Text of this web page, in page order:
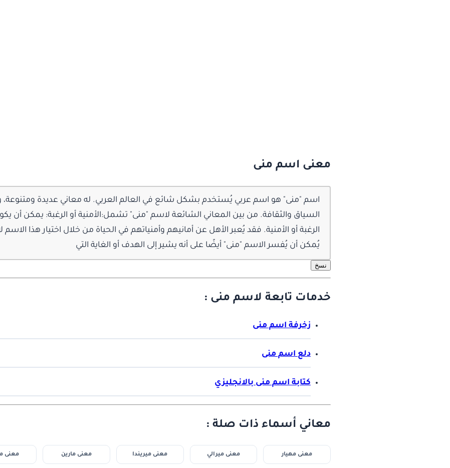
معنى اسم منى
اسم "منى" هو اسم عربي يُستخدم بشكل شائع في العالم العربي. له معاني عديدة ومتنوعة،
السياق والثقافة. من بين المعاني الشائعة لاسم "منى" تشمل:الأمنية أو الرغبة: يمكن أن
الرغبة أو الأمنية. فقد يُعبر الأهل عن أمانيهم وأمنياتهم في الحياة من خلال اختيار هذا الاسم
يُمكن أن يُفسر الاسم "منى" أيضًا على أنه يشير إلى الهدف أو الغاية التي
نسخ
خدمات تابعة لاسم منى :
زخرفة اسم منى
دلع اسم منى
كتابة اسم منى بالانجليزي
معاني أسماء ذات صلة :
معنى مهيار معنى ميرالي معنى ميريندا معنى مارين معنى